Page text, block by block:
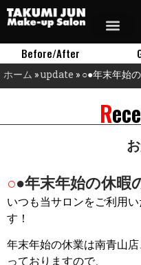
Before/After
ホーム »update » ○●年末年始
○●年末年始の休
いつも当サロンをご利用
す！
年末年始の休業は南青山
っておりますので、